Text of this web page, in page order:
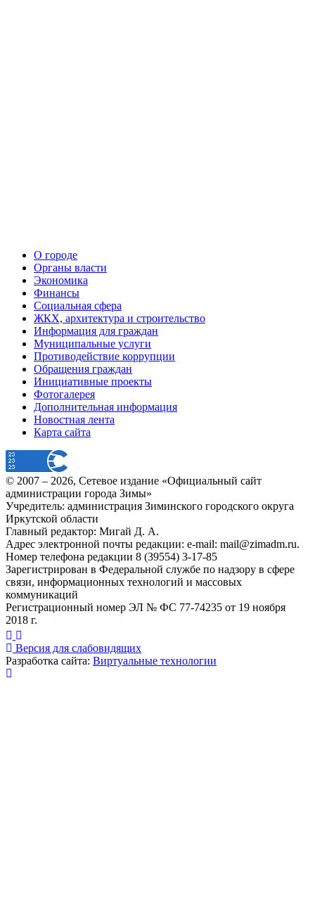
О городе
Органы власти
Экономика
Финансы
Социальная сфера
ЖКХ, архитектура и строительство
Информация для граждан
Муниципальные услуги
Противодействие коррупции
Обращения граждан
Инициативные проекты
Фотогалерея
Дополнительная информация
Новостная лента
Карта сайта
© 2007 – 2026, Сетевое издание «Официальный сайт
администрации города Зимы»
Учредитель: администрация Зиминского городского округа
Иркутской области
Главный редактор: Мигай Д. А.
Адрес электронной почты редакции: e-mail: mail@zimadm.ru.
Номер телефона редакции 8 (39554) 3-17-85
Зарегистрирован в Федеральной службе по надзору в сфере
связи, информационных технологий и массовых
коммуникаций
Регистрационный номер ЭЛ № ФС 77-74235 от 19 ноября
2018 г.
Версия для слабовидящих
Разработка сайта: Виртуальные технологии